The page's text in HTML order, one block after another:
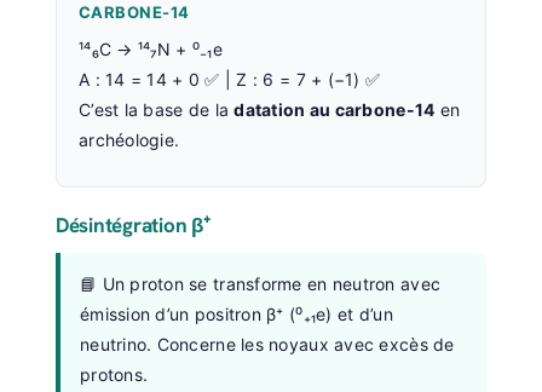
CARBONE-14
¹⁴₆C → ¹⁴₇N + ⁰₋₁e
A : 14 = 14 + 0 ✅ | Z : 6 = 7 + (−1) ✅
C’est la base de ladatation au carbone-14 en
archéologie.
Désintégration β⁺
📘 Un proton se transforme en neutron avec
émission d’un positron β⁺ (⁰₊₁e) et d’un
neutrino. Concerne les noyaux avec excès de
protons.